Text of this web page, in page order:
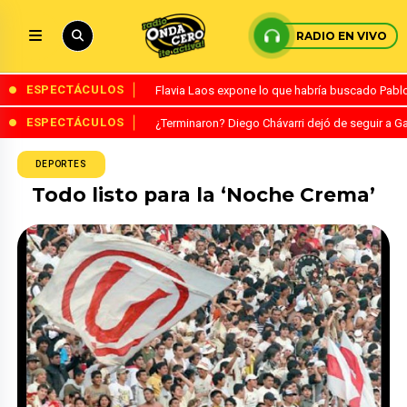
RADIO EN VIVO
ESPECTÁCULOS Flavia Laos expone lo que habría buscado
ESPECTÁCULOS ¿Terminaron? Diego Chávarri dejó de seguir a
DEPORTES
Todo listo para la ‘Noche Crema’